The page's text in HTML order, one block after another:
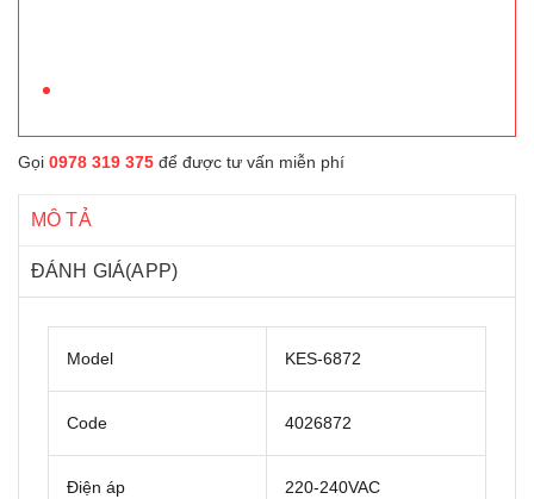
Gọi 0978 319 375 để được tư vấn miễn phí
MÔ TẢ
ĐÁNH GIÁ(APP)
Model KES-6872
Code 4026872
Điện áp 220-240VAC